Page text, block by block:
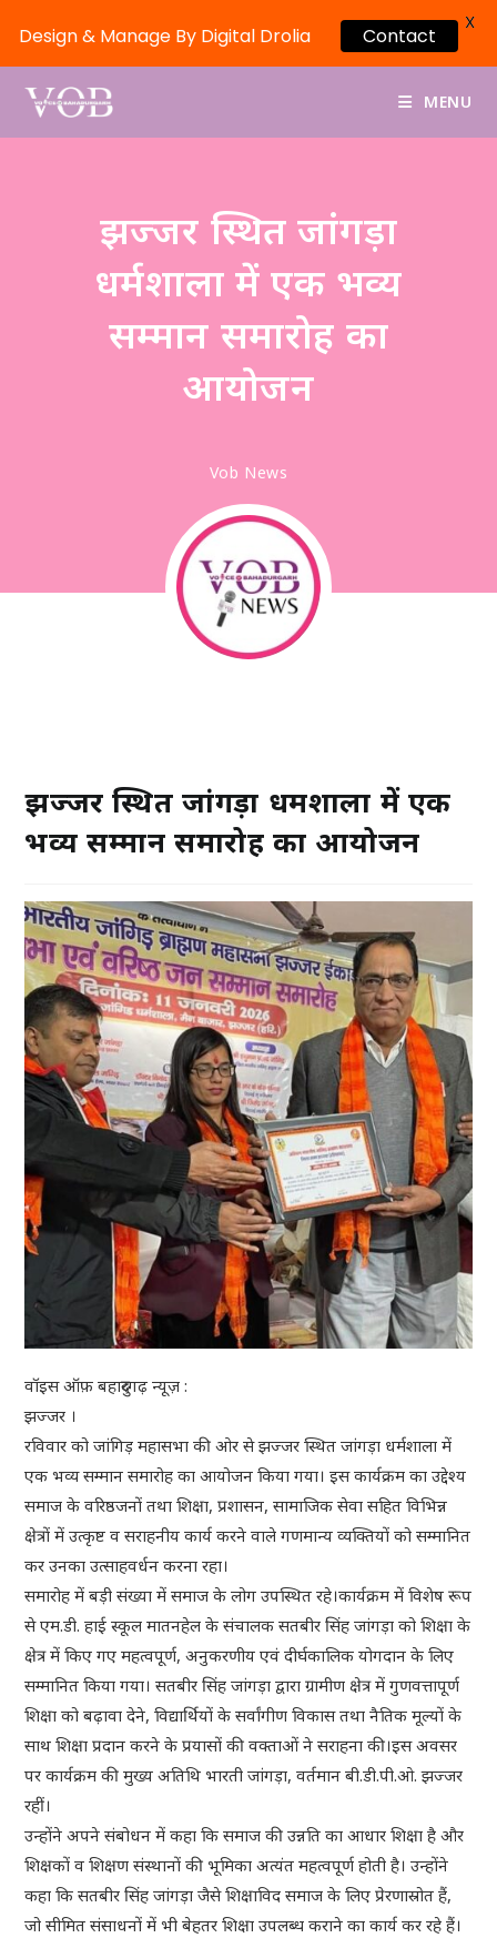
MENU
झज्जर स्थित जांगड़ा
धर्मशाला में एक भव्य
सम्मान समारोह का
आयोजन
Vob News
झज्जर स्थित जांगड़ा धर्मशाला में एक
भव्य सम्मान समारोह का आयोजन
वॉइस ऑफ़ बहादुरगढ़ न्यूज़ :
झज्जर ।
रविवार को जांगिड़ महासभा की ओर से झज्जर स्थित जांगड़ा धर्मशाला में
एक भव्य सम्मान समारोह का आयोजन किया गया। इस कार्यक्रम का उद्देश्य
समाज के वरिष्ठजनों तथा शिक्षा, प्रशासन, सामाजिक सेवा सहित विभिन्न
क्षेत्रों में उत्कृष्ट व सराहनीय कार्य करने वाले गणमान्य व्यक्तियों को सम्मानित
कर उनका उत्साहवर्धन करना रहा।
समारोह में बड़ी संख्या में समाज के लोग उपस्थित रहे।कार्यक्रम में विशेष रूप
से एम.डी. हाई स्कूल मातनहेल के संचालक सतबीर सिंह जांगड़ा को शिक्षा के
क्षेत्र में किए गए महत्वपूर्ण, अनुकरणीय एवं दीर्घकालिक योगदान के लिए
सम्मानित किया गया। सतबीर सिंह जांगड़ा द्वारा ग्रामीण क्षेत्र में गुणवत्तापूर्ण
शिक्षा को बढ़ावा देने, विद्यार्थियों के सर्वांगीण विकास तथा नैतिक मूल्यों के
साथ शिक्षा प्रदान करने के प्रयासों की वक्ताओं ने सराहना की।इस अवसर
पर कार्यक्रम की मुख्य अतिथि भारती जांगड़ा, वर्तमान बी.डी.पी.ओ. झज्जर
रहीं।
उन्होंने अपने संबोधन में कहा कि समाज की उन्नति का आधार शिक्षा है और
शिक्षकों व शिक्षण संस्थानों की भूमिका अत्यंत महत्वपूर्ण होती है। उन्होंने
कहा कि सतबीर सिंह जांगड़ा जैसे शिक्षाविद समाज के लिए प्रेरणास्रोत हैं,
जो सीमित संसाधनों में भी बेहतर शिक्षा उपलब्ध कराने का कार्य कर रहे हैं।
Design & Manage By Digital Drolia Contact
X